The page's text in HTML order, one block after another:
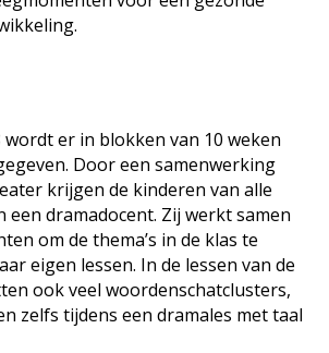
er in blokken van 10 weken
Door een samenwerking
krijgen de kinderen van alle
een dramadocent. Zij werkt samen
om de thema’s in de klas te
eigen lessen. In de lessen van de
ook veel woordenschatclusters,
zelfs tijdens een dramales met taal